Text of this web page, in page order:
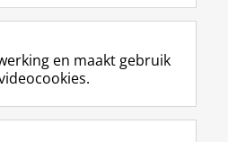
F
a
e
b
o
L
i
k
e
I
R
S
-
f
e
I
n
t
r
Y
o
T
e
en maakt gebruik